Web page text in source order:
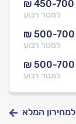
₪ 450-700
למטר רבוע
₪ 500-700
למטר רבוע
₪ 500-700
למטר רבוע
למחירון המלא